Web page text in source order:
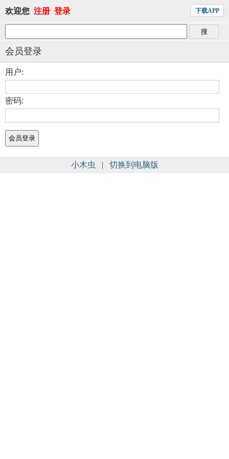
欢迎您 注册 登录 下载APP
会员登录
用户:
密码:
小木虫 | 切换到电脑版